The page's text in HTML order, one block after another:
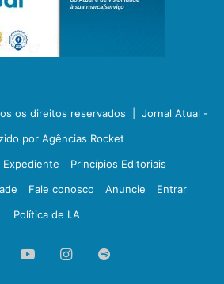
os direitos reservados | Jornal Atual -
por Agências Rocket
Expediente
Princípios Editoriais
Fale conosco Anuncie
Entrar
Política de I.A
FacebookYouTubeInstagram
Spotify